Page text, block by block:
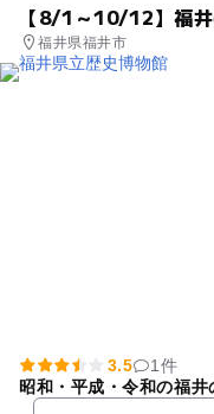
【8/1～10/12】福井
福井県福井市
3.5
1件
昭和・平成・令和の福